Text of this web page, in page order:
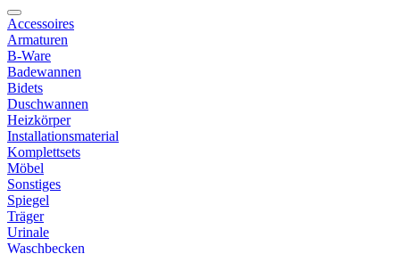
Accessoires
Armaturen
B-Ware
Badewannen
Bidets
Duschwannen
Heizkörper
Installationsmaterial
Komplettsets
Möbel
Sonstiges
Spiegel
Träger
Urinale
Waschbecken